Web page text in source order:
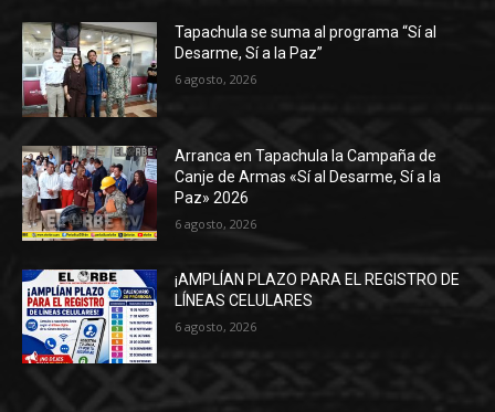
Tapachula se suma al programa “Sí al
Desarme, Sí a la Paz”
6 agosto, 2026
Arranca en Tapachula la Campaña de
Canje de Armas «Sí al Desarme, Sí a la
Paz» 2026
6 agosto, 2026
¡AMPLÍAN PLAZO PARA EL REGISTRO DE
LÍNEAS CELULARES
6 agosto, 2026